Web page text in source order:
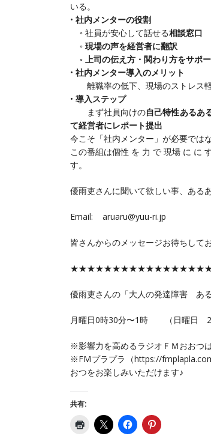
いる。
• 社内メンターの役割
◦ 社員が安心して話せる相談窓口
◦ 現場の声を経営者に翻訳
◦ 上司の伝え方・関わり方をサポ
• 社内メンター導入のメリット
離職率の低下、現場のストレス軽
• 導入ステップ
まず社員向けの自己特性あるあ
て経営者にレポート提出
今こそ「社内メンター」が必要では
この番組は個性 を 力 で 現場 に に
す。
優雨吏さんに聞いて欲しい事、ある
Email: aruaru@yuu-ri.jp
皆さんからのメッセージお待ちして
優雨吏さんの「大人の発達障害 ある
月曜日0時30分〜1時 （日曜日 24
※影響力を高めるラジオＦＭおおつ
※FMプラプラ（https://
おつをお楽しみいただけます♪
共有: